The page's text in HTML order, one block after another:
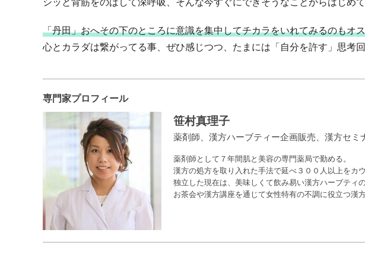
「丹田」おへその下のところに意識を集中してチカラをいれてみるのもオ
心とカラダは繋がってる事、ぜひ感じつつ、たまには「自分を許す」思考
専門家プロフィール
笹村真理子
薬剤師、漢方ハーブティー企画販売、漢方セミ
薬剤師として７年間肌と美容の専門薬局で勤める。
漢方の処方を取り入れた手法で延べ３００人以上をカウ
独立した現在は、美味しくて飲み易い漢方ハーブティ
お茶会や漢方講座を通じて女性特有の不調に役立つ漢